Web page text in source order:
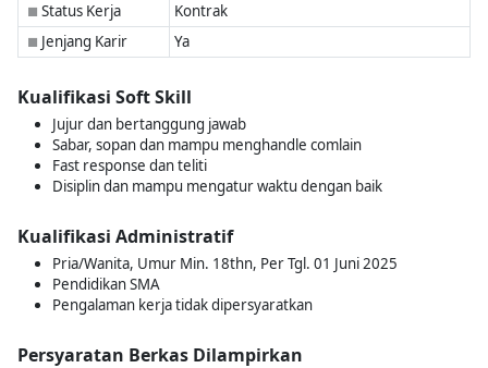
■ Status Kerja Kontrak
■ Jenjang Karir Ya
Kualifikasi Soft Skill
Jujur dan bertanggung jawab
Sabar, sopan dan mampu menghandle comlain
Fast response dan teliti
Disiplin dan mampu mengatur waktu dengan baik
Kualifikasi Administratif
Pria/Wanita, Umur Min. 18thn, Per Tgl. 01 Juni 2025
Pendidikan SMA
Pengalaman kerja tidak dipersyaratkan
Persyaratan Berkas Dilampirkan